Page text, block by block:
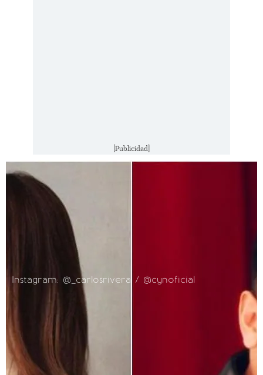
[Publicidad]
Instagram: @_carlosrivera / @cynoficial